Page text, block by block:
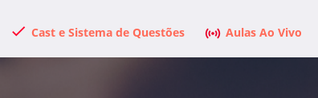
Cast e Sistema de Questões Aulas Ao Vivo